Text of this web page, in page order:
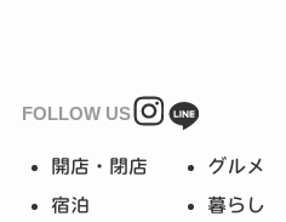
FOLLOW US
開店・閉店 グルメ
宿泊 暮らし